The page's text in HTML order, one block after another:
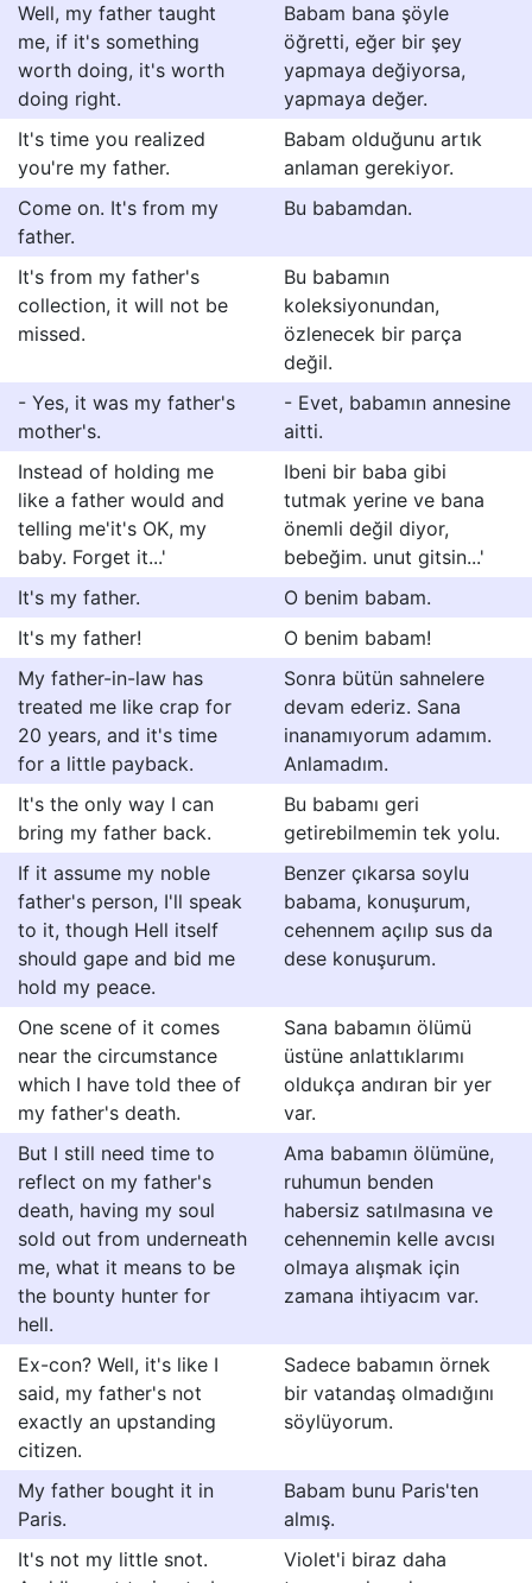
Well, my father taught
me, if it's something
worth doing, it's worth
doing right.
Babam bana şöyle
öğretti, eğer bir şey
yapmaya değiyorsa,
yapmaya değer.
It's time you realized
you're my father.
Babam olduğunu artık
anlaman gerekiyor.
Come on. It's from my
father.
Bu babamdan.
It's from my father's
collection, it will not be
missed.
Bu babamın
koleksiyonundan,
özlenecek bir parça
değil.
- Yes, it was my father's
mother's.
- Evet, babamın annesine
aitti.
Instead of holding me
like a father would and
telling me'it's OK, my
baby. Forget it...'
Ibeni bir baba gibi
tutmak yerine ve bana
önemli değil diyor,
bebeğim. unut gitsin...'
It's my father.
O benim babam.
It's my father!
O benim babam!
My father-in-law has
treated me like crap for
20 years, and it's time
for a little payback.
Sonra bütün sahnelere
devam ederiz. Sana
inanamıyorum adamım.
Anlamadım.
It's the only way I can
bring my father back.
Bu babamı geri
getirebilmemin tek yolu.
If it assume my noble
father's person, I'll speak
to it, though Hell itself
should gape and bid me
hold my peace.
Benzer çıkarsa soylu
babama, konuşurum,
cehennem açılıp sus da
dese konuşurum.
One scene of it comes
near the circumstance
which I have told thee of
my father's death.
Sana babamın ölümü
üstüne anlattıklarımı
oldukça andıran bir yer
var.
But I still need time to
reflect on my father's
death, having my soul
sold out from underneath
me, what it means to be
the bounty hunter for
hell.
Ama babamın ölümüne,
ruhumun benden
habersiz satılmasına ve
cehennemin kelle avcısı
olmaya alışmak için
zamana ihtiyacım var.
Ex-con? Well, it's like I
said, my father's not
exactly an upstanding
citizen.
Sadece babamın örnek
bir vatandaş olmadığını
söylüyorum.
My father bought it in
Paris.
Babam bunu Paris'ten
almış.
It's not my little snot.
Violet'i biraz daha